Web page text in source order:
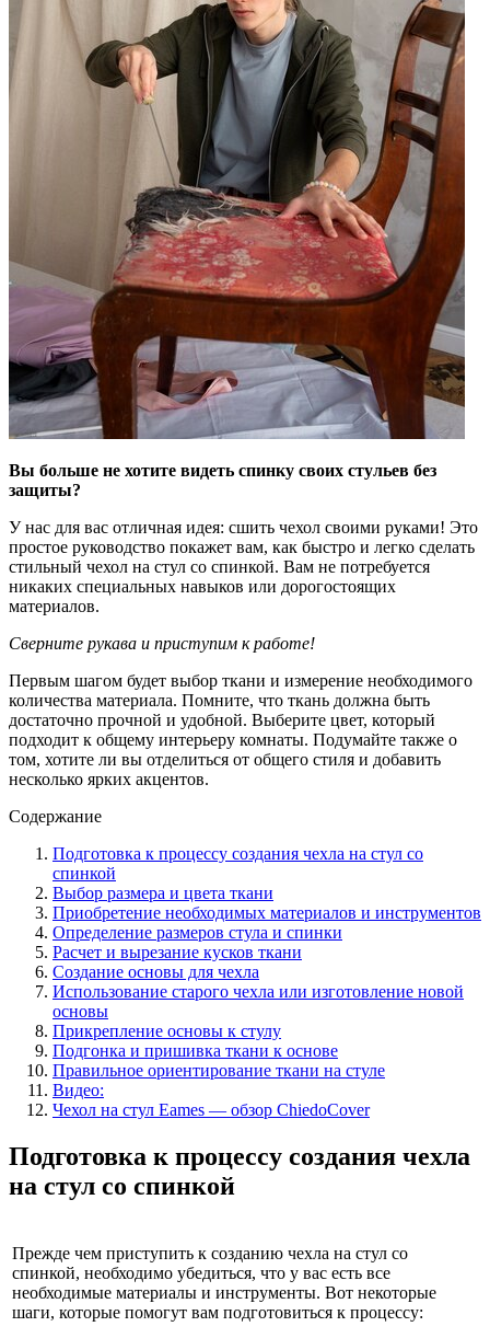
Вы больше не хотите видеть спинку своих стульев без
защиты?
У нас для вас отличная идея: сшить чехол своими руками! Это
простое руководство покажет вам, как быстро и легко сделать
стильный чехол на стул со спинкой. Вам не потребуется
никаких специальных навыков или дорогостоящих
материалов.
Сверните рукава и приступим к работе!
Первым шагом будет выбор ткани и измерение необходимого
количества материала. Помните, что ткань должна быть
достаточно прочной и удобной. Выберите цвет, который
подходит к общему интерьеру комнаты. Подумайте также о
том, хотите ли вы отделиться от общего стиля и добавить
несколько ярких акцентов.
Содержание
Подготовка к процессу создания чехла на стул со
спинкой
Выбор размера и цвета ткани
Приобретение необходимых материалов и инструментов
Определение размеров стула и спинки
Расчет и вырезание кусков ткани
Создание основы для чехла
Использование старого чехла или изготовление новой
основы
Прикрепление основы к стулу
Подгонка и пришивка ткани к основе
Правильное ориентирование ткани на стуле
Видео:
Чехол на стул Eames — обзор ChiedoCover
Подготовка к процессу создания чехла
на стул со спинкой
Прежде чем приступить к созданию чехла на стул со
спинкой, необходимо убедиться, что у вас есть все
необходимые материалы и инструменты. Вот некоторые
шаги, которые помогут вам подготовиться к процессу: